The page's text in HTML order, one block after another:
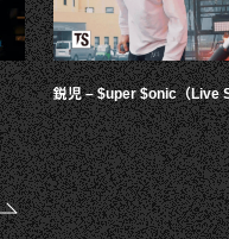
鋭児 – $uper $onic（Live